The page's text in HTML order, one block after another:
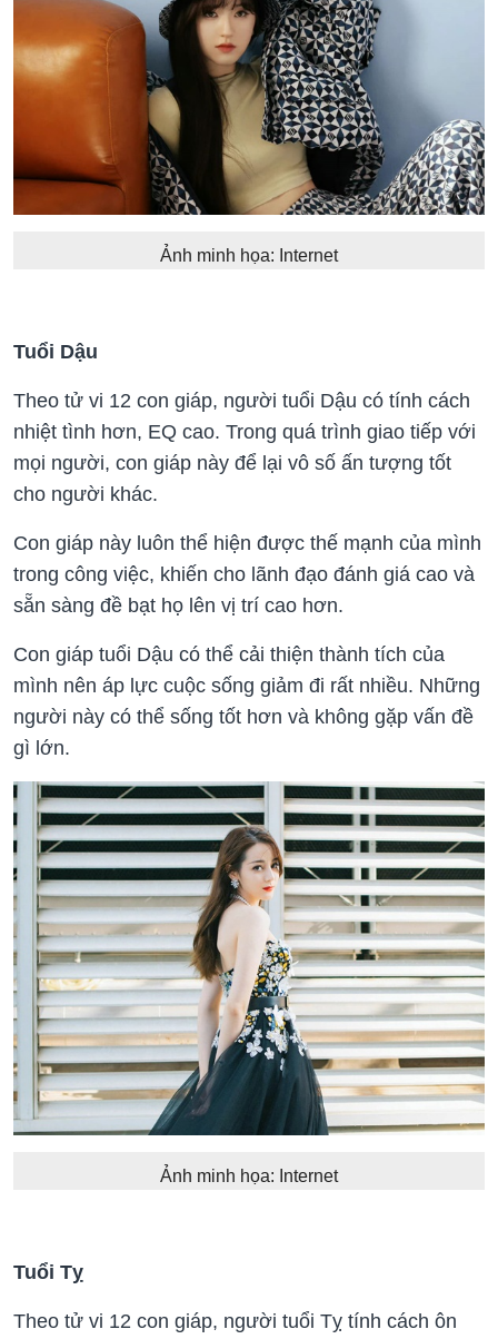
Ảnh minh họa: Internet
Tuổi Dậu
Theo tử vi 12 con giáp, người tuổi Dậu có tính cách
nhiệt tình hơn, EQ cao. Trong quá trình giao tiếp với
mọi người, con giáp này để lại vô số ấn tượng tốt
cho người khác.
Con giáp này luôn thể hiện được thế mạnh của mình
trong công việc, khiến cho lãnh đạo đánh giá cao và
sẵn sàng đề bạt họ lên vị trí cao hơn.
Con giáp tuổi Dậu có thể cải thiện thành tích của
mình nên áp lực cuộc sống giảm đi rất nhiều. Những
người này có thể sống tốt hơn và không gặp vấn đề
gì lớn.
Ảnh minh họa: Internet
Tuổi Tỵ
Theo tử vi 12 con giáp, người tuổi Tỵ tính cách ôn